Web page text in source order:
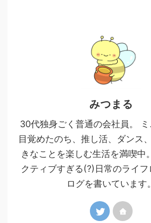
みつまる
30代独身ごく普通の会社員。
目覚めたのち、推し活、ダンス
きなことを楽しむ生活を満喫中
クティブすぎる(?)日常のライ
ログを書いています。